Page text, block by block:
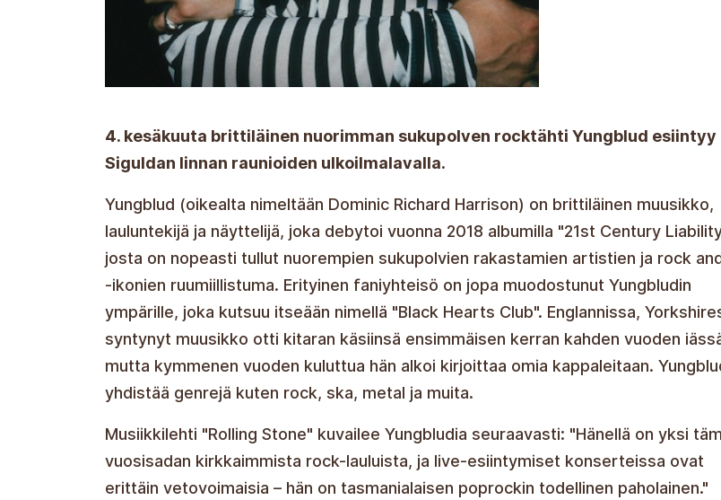
4. kesäkuuta brittiläinen nuorimman sukupolven rocktähti Yungblud esiintyy
Siguldan linnan raunioiden ulkoilmalavalla.
Yungblud (oikealta nimeltään Dominic Richard Harrison) on brittiläinen muusikko,
lauluntekijä ja näyttelijä, joka debytoi vuonna 2018 albumilla "21st Century
josta on nopeasti tullut nuorempien sukupolvien rakastamien artistien ja rock
-ikonien ruumiillistuma. Erityinen faniyhteisö on jopa muodostunut Yungbludin
ympärille, joka kutsuu itseään nimellä "Black Hearts Club". Englannissa,
syntynyt muusikko otti kitaran käsiinsä ensimmäisen kerran kahden vuoden
mutta kymmenen vuoden kuluttua hän alkoi kirjoittaa omia kappaleitaan.
yhdistää genrejä kuten rock, ska, metal ja muita.
Musiikkilehti "Rolling Stone" kuvailee Yungbludia seuraavasti: "Hänellä on yksi
vuosisadan kirkkaimmista rock-lauluista, ja live-esiintymiset konserteissa ovat
erittäin vetovoimaisia – hän on tasmanialaisen poprockin todellinen paholainen."